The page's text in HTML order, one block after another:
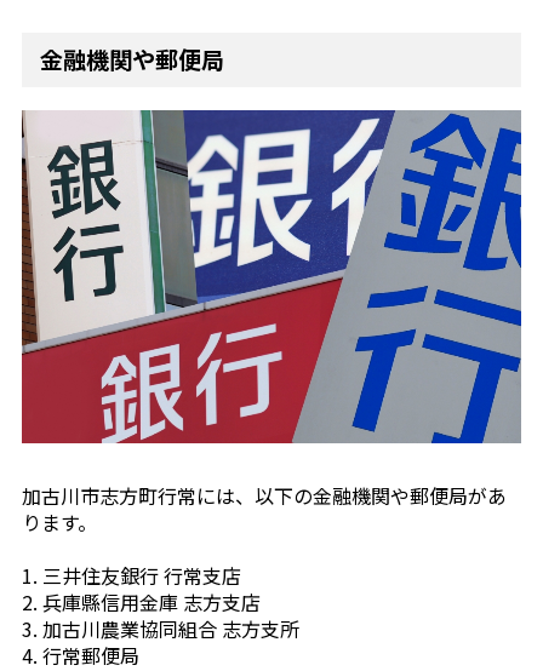
金融機関や郵便局
加古川市志方町行常には、以下の金融機関や郵便局があ
ります。
1. 三井住友銀行 行常支店
2. 兵庫縣信用金庫 志方支店
3. 加古川農業協同組合 志方支所
4. 行常郵便局